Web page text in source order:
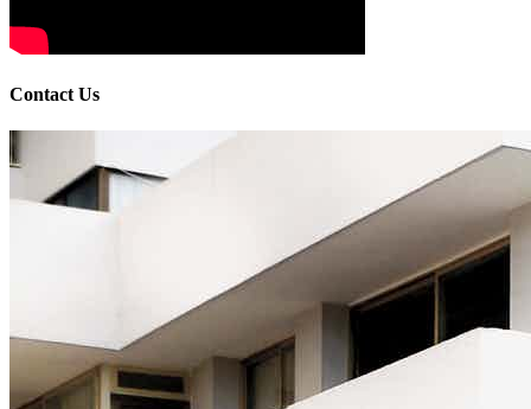
Contact Us